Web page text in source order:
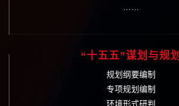
……
“十五五”谋划与规划
规划纲要编制
专项规划编制
环境形式研判